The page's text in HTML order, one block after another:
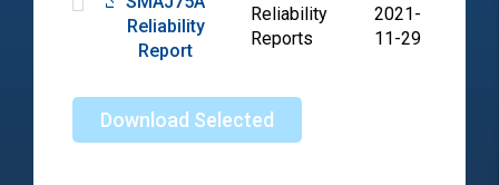
Reliability
Report
Reliability
Reports
2021-
11-29
Download Selected